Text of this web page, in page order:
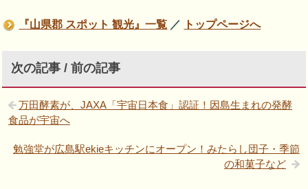
『山県郡 スポット 観光』一覧 ／ トップページへ
次の記事 / 前の記事
万田酵素が、JAXA「宇宙日本食」認証！因島生まれの発酵
食品が宇宙へ
勉強堂が広島駅ekieキッチンにオープン！みたらし団子・季節
の和菓子など